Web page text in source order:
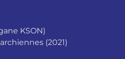
KSON)
(2021)